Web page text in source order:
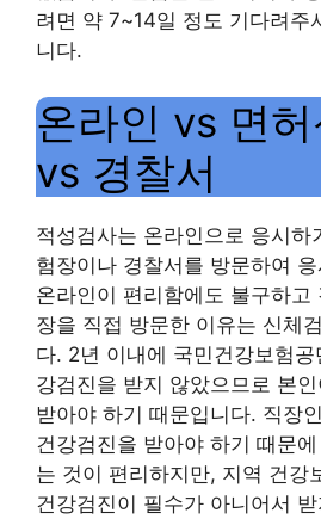
려면 약 7~14일 정도 기다려주
니다.
온라인 vs 면허
vs 경찰서
적성검사는 온라인으로 응시하
험장이나 경찰서를 방문하여
온라인이 편리함에도 불구하고
장을 직접 방문한 이유는 신체
다. 2년 이내에 국민건강보험
강검진을 받지 않았으므로 본
받아야 하기 때문입니다. 직장
건강검진을 받아야 하기 때문
는 것이 편리하지만, 지역 건강
건강검진이 필수가 아니어서